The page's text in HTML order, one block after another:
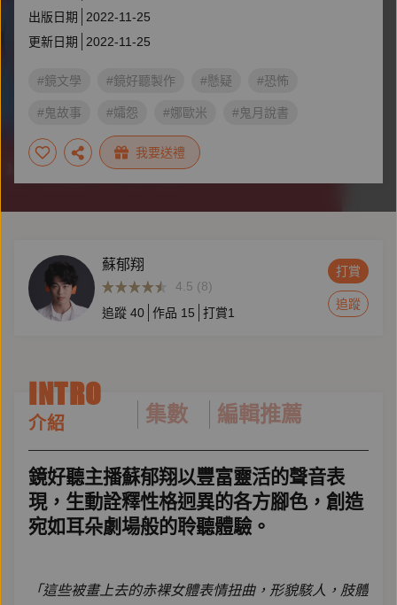
出版日期
2022-11-25
更新日期
2022-11-25
#鏡文學 #鏡好聽製作 #懸疑 #恐怖
#鬼故事 #孀怨 #娜歐米 #鬼月說書
我要送禮
蘇郁翔
4.5 (8)
追蹤 40 作品 15 打賞1
打賞
追蹤
INTRO
介紹 集數 編輯推薦
鏡好聽主播蘇郁翔以豐富靈活的聲音表
現，生動詮釋性格迥異的各方腳色，創造
宛如耳朵劇場般的聆聽體驗。
「這些被畫上去的赤裸女體表情扭曲，形貌駭人，肢體